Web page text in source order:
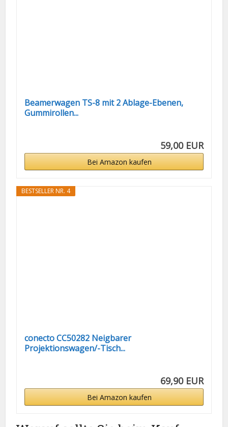
Beamerwagen TS-8 mit 2 Ablage-Ebenen,
Gummirollen...
59,00 EUR
Bei Amazon kaufen
BESTSELLER NR. 4
conecto CC50282 Neigbarer
Projektionswagen/-Tisch...
69,90 EUR
Bei Amazon kaufen